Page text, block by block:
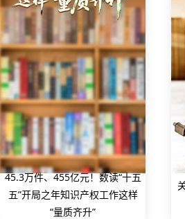
45.3万件、455亿元！数读“十五
五”开局之年知识产权工作这样
“量质齐升”